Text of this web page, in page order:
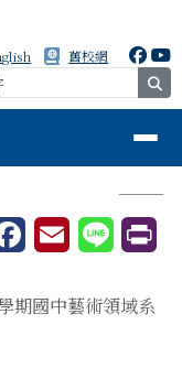
舊校網
⏸
期國中藝術領域系